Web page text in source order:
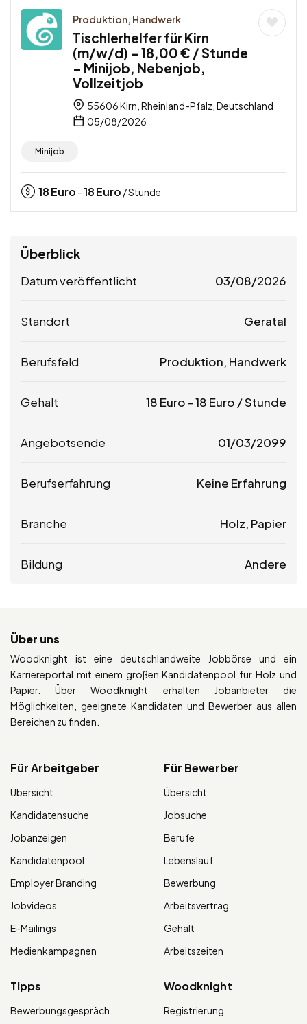
Produktion, Handwerk
Tischlerhelfer für Kirn
(m/w/d) – 18,00 € / Stunde
– Minijob, Nebenjob,
Vollzeitjob
55606 Kirn, Rheinland-Pfalz, Deutschland
05/08/2026
Minijob
18Euro -18Euro / Stunde
Überblick
Datum veröffentlicht 03/08/2026
Standort Geratal
Berufsfeld Produktion, Handwerk
Gehalt 18 Euro -18 Euro / Stunde
Angebotsende 01/03/2099
Berufserfahrung Keine Erfahrung
Branche Holz, Papier
Bildung Andere
Über uns
Woodknight ist eine deutschlandweite Jobbörse und ein
Karriereportal mit einem großen Kandidatenpool für Holz und
Papier. Über Woodknight erhalten Jobanbieter die
Möglichkeiten, geeignete Kandidaten und Bewerber aus allen
Bereichen zu finden.
Für Arbeitgeber
Übersicht
Kandidatensuche
Jobanzeigen
Kandidatenpool
Employer Branding
Jobvideos
E-Mailings
Medienkampagnen
Für Bewerber
Übersicht
Jobsuche
Berufe
Lebenslauf
Bewerbung
Arbeitsvertrag
Gehalt
Arbeitszeiten
Tipps
Bewerbungsgespräch
Woodknight
Registrierung